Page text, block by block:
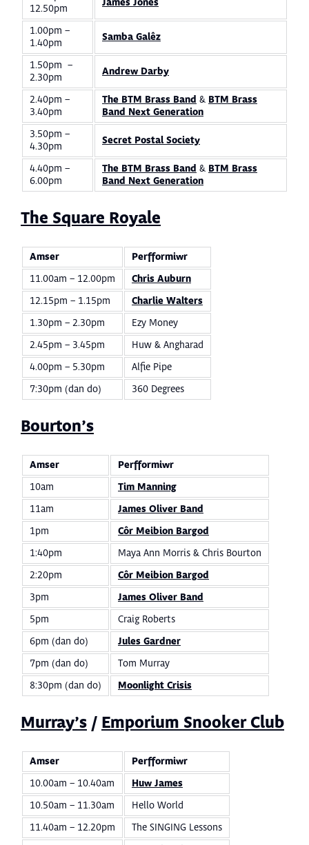
12.50pm
James Jones
1.00pm –
1.40pm
Samba Galêz
1.50pm –
2.30pm
Andrew Darby
2.40pm –
3.40pm
The BTM Brass Band & BTM Brass
Band Next Generation
3.50pm –
4.30pm
Secret Postal Society
4.40pm –
6.00pm
The BTM Brass Band & BTM Brass
Band Next Generation
The Square Royale
Amser
Perfformiwr
11.00am – 12.00pm
Chris Auburn
12.15pm – 1.15pm
Charlie Walters
1.30pm – 2.30pm
Ezy Money
2.45pm – 3.45pm
Huw & Angharad
4.00pm – 5.30pm
Alfie Pipe
7:30pm (dan do)
360 Degrees
Bourton’s
Amser
Perfformiwr
10am
Tim Manning
11am
James Oliver Band
1pm
Côr Meibion Bargod
1:40pm
Maya Ann Morris & Chris Bourton
2:20pm
Côr Meibion Bargod
3pm
James Oliver Band
5pm
Craig Roberts
6pm (dan do)
Jules Gardner
7pm (dan do)
Tom Murray
8:30pm (dan do)
Moonlight Crisis
Murray’s / Emporium Snooker Club
Amser
Perfformiwr
10.00am – 10.40am
Huw James
10.50am – 11.30am
Hello World
11.40am – 12.20pm
The SINGING Lessons